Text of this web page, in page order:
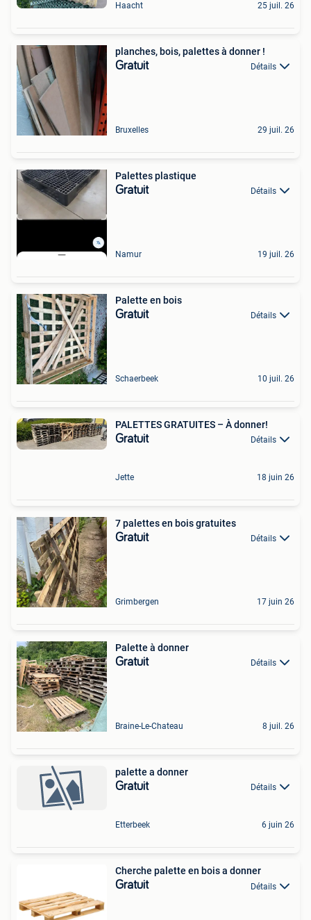
Haacht 25 juil. 26
planches, bois, palettes à donner !
Gratuit Détails
Bruxelles 29 juil. 26
Palettes plastique
Gratuit Détails
Namur 19 juil. 26
Palette en bois
Gratuit Détails
Schaerbeek 10 juil. 26
PALETTES GRATUITES – À donner!
Gratuit Détails
Jette 18 juin 26
7 palettes en bois gratuites
Gratuit Détails
Grimbergen 17 juin 26
Palette à donner
Gratuit Détails
Braine-Le-Chateau 8 juil. 26
palette a donner
Gratuit Détails
Etterbeek 6 juin 26
Cherche palette en bois a donner
Gratuit Détails